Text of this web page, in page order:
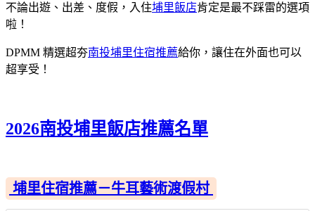
不論出遊、出差、度假，入住埔里飯店肯定是最不踩雷的選項
啦！
DPMM 精選超夯南投埔里住宿推薦給你，讓住在外面也可以
超享受！
2026南投埔里飯店推薦名單
埔里住宿推薦－牛耳藝術渡假村